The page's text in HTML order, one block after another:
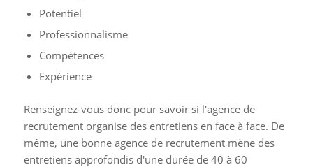
Potentiel
Professionnalisme
Compétences
Expérience
Renseignez-vous donc pour savoir si l'agence de
recrutement organise des entretiens en face à face. De
même, une bonne agence de recrutement mène des
entretiens approfondis d'une durée de 40 à 60